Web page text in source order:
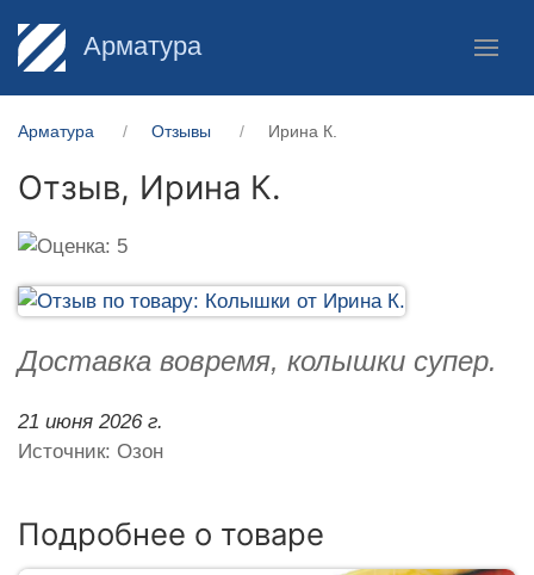
Арматура
Арматура Отзывы Ирина К.
Отзыв, Ирина К.
Доставка вовремя, колышки супер.
21 июня 2026 г.
Источник: Озон
Подробнее о товаре